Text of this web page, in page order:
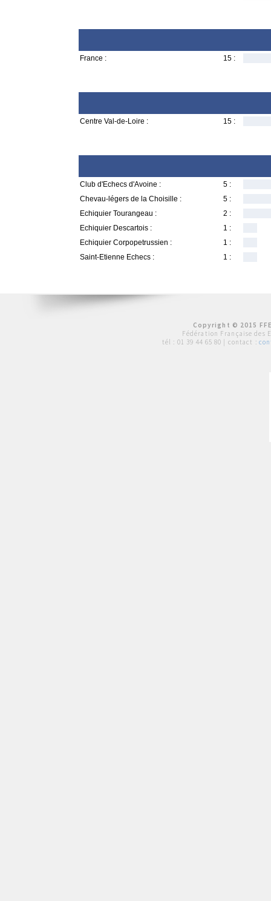
France : 15 :
Centre Val-de-Loire : 15 :
Club d'Echecs d'Avoine :
5 :
Chevau-légers de la Choisille :
5 :
Echiquier Tourangeau :
2 :
Echiquier Descartois :
1 :
Echiquier Corpopetrussien :
1 :
Saint-Etienne Echecs :
1 :
Copyright © 2015
Fédération Française des
tél : 01 39 44 65 80 | contact :